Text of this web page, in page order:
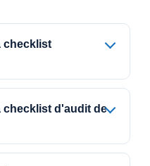
checklist
checklist d'audit de